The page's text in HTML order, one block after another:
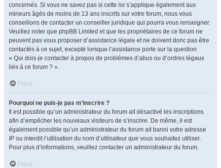
concernés. Si vous ne savez pas si cette loi s’applique également aux
mineurs âgés de moins de 13 ans inscrits sur votre forum, nous vous
conseillons de contacter un conseiller juridique qui pourra vous renseigner.
Veuillez noter que phpBB Limited et que les propriétaires de ce forum ne
peuvent pas vous proposer d’assistance légale et ne doivent donc pas être
contactés à ce sujet, excepté lorsque l’assistance porte sur la question
« Qui dois-je contacter à propos de problèmes d’abus ou d’ordres légaux
liés à ce forum ? ».
Haut
Pourquoi ne puis-je pas m’inscrire ?
Il est possible qu’un administrateur du forum ait désactivé les inscriptions
afin d’empêcher les nouveaux visiteurs de s’inscrire. De même, il est
également possible qu’un administrateur du forum ait banni votre adresse
IP ou interdit l’utilisation du nom d’utilisateur que vous souhaitez utiliser.
Pour plus d’informations, veuillez contacter un administrateur du forum.
Haut